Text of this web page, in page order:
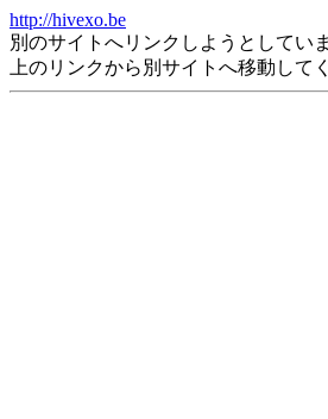
http://hivexo.be
別のサイトへリンクしようとしていま
上のリンクから別サイトへ移動して